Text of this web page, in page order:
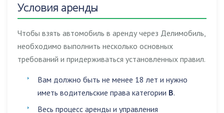
Условия аренды
Чтобы взять автомобиль в аренду через Делимобиль,
необходимо выполнить несколько основных
требований и придерживаться установленных правил.
Вам должно быть не менее 18 лет и нужно
иметь водительские права категории B.
Весь процесс аренды и управления